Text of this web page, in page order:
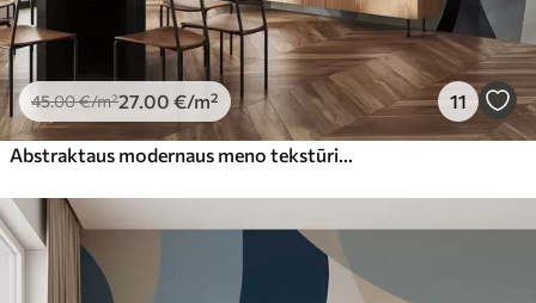
45.00€/m²27.00 €/m² 11
Abstraktaus modernaus meno tekstūrinės geometrinės formos rudos, pilkos ir smėlio spalvos atspalviais